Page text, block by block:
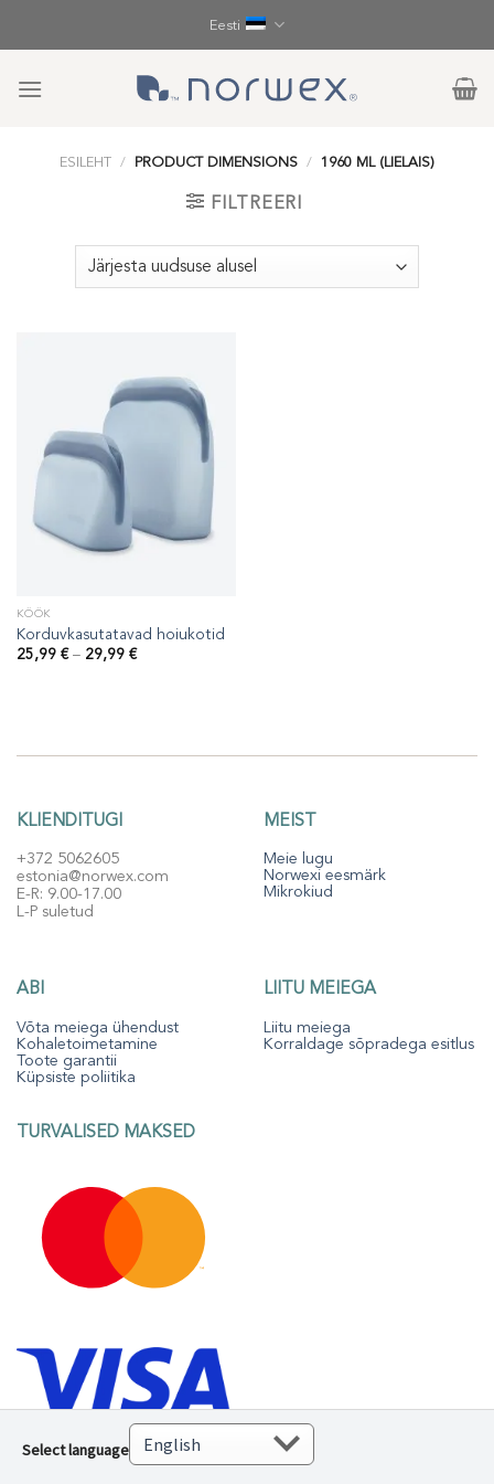
Eesti
ESILEHT / PRODUCT DIMENSIONS / 1960 ML (LIELAIS)
FILTREERI
KÖÖK
Korduvkasutatavad hoiukotid
25,99 € – 29,99 €Hinnavahemik:
KLIENDITUGI
+372 5062605
estonia@norwex.com
E-R: 9.00-17.00
L-P suletud
MEIST
Meie lugu
Norwexi eesmärk
Mikrokiud
ABI
Võta meiega ühendust
Kohaletoimetamine
Toote garantii
Küpsiste poliitika
LIITU MEIEGA
Liitu meiega
Korraldage sõpradega esitlus
TURVALISED MAKSED
Select language